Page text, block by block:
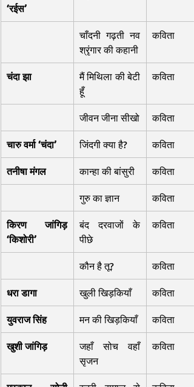
‘रईस’
चाँदनी गढ़ती नव
श्रृंगार की कहानी
कविता
चंदा झा
मैं मिथिला की बेटी
हूँ
कविता
जीवन जीना सीखो कविता
चारु वर्मा ‘चंदा’ जिंदगी क्या है? कविता
तनीषा मंगल कान्हा की बांसुरी कविता
गुरु का ज्ञान कविता
किरण जांगिड़
‘किशोरी’
बंद दरवाजों के
पीछे
कविता
कौन है तू? कविता
धरा डागा खुली खिड़कियाँ कविता
युवराज सिंह मन की खिड़कियाँ कविता
खुशी जांगिड़
जहाँ सोच वहाँ
सृजन
कविता